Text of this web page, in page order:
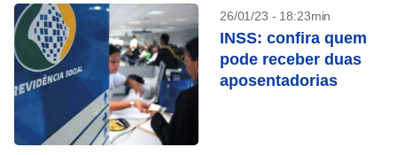
26/01/23 - 18:23min
INSS: confira quem
pode receber duas
aposentadorias